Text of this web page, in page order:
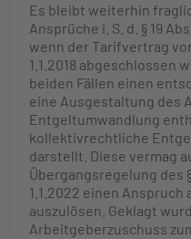
Es bleibt weiterhin
Ansprüche i. S. d. § 19
wenn der Tarifvertrag
1.1.2018 abgeschlossen
beiden Fällen einen
eine Ausgestaltung des
Entgeltumwandlung
kollektivrechtliche
darstellt. Diese vermag
Übergangsregelung des
1.1.2022 einen
auszulösen. Geklagt
Arbeitgeberzuschuss